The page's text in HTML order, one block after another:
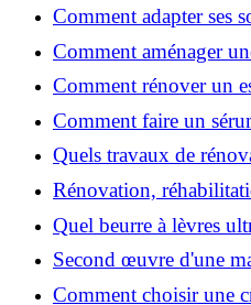
coulissante pour
Comment adapter ses
en hiver ?
Comment aménager
conviviale : 12 idées
Comment rénover un
astuces faciles pas à pas
Comment faire un
stimule réellement la
Quels travaux de
valeur d'une maison
Rénovation,
convient le mieux à
Quel beurre à lèvres
lèvres sèches et gercées?
Second œuvre d'une
le réaliser
Comment choisir une